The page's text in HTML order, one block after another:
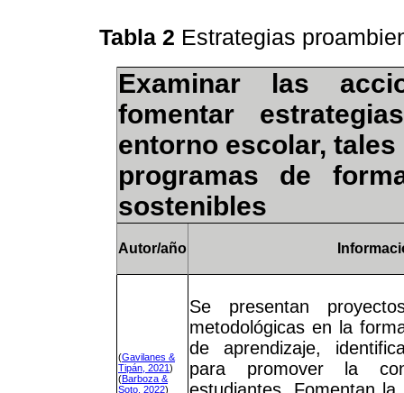
Tabla 2 Estrategias
Examinar las
fomentar
entorno escolar,
programas de
sostenibles
Autor/año
(Gavilanes &
Tipán, 2021)
(Barboza &
Soto, 2022)
Se presentan
metodológicas en la
de aprendizaje,
para promover la